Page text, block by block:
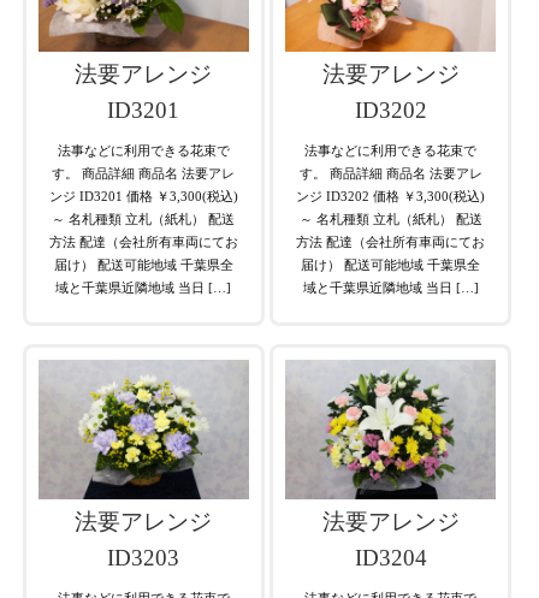
法要アレンジ
ID3201
法事などに利用できる花束で
す。 商品詳細 商品名 法要アレ
ンジ ID3201 価格 ￥3,300(税込)
～ 名札種類 立札（紙札） 配送
方法 配達（会社所有車両にてお
届け） 配送可能地域 千葉県全
域と千葉県近隣地域 当日 […]
法要アレンジ
ID3202
法事などに利用できる花束で
す。 商品詳細 商品名 法要アレ
ンジ ID3202 価格 ￥3,300(税込)
～ 名札種類 立札（紙札） 配送
方法 配達（会社所有車両にてお
届け） 配送可能地域 千葉県全
域と千葉県近隣地域 当日 […]
法要アレンジ
ID3203
法要アレンジ
ID3204